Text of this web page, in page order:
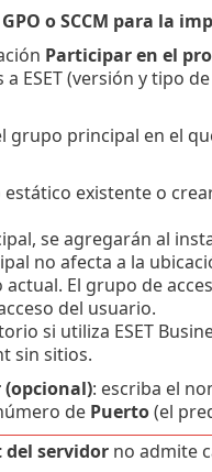
o SCCM para la
Participar en el
ESET (versión y tipo
grupo principal en el
existente o
se agregarán al
no afecta a la
actual. El grupo de
del usuario.
si utiliza ESET
sin sitios.
(opcional): escriba el
de Puerto(el
del servidorno admite